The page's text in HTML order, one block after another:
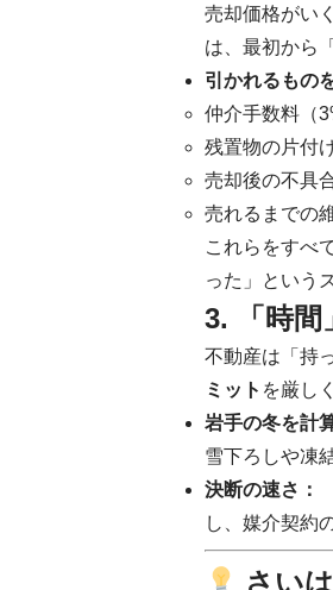
売却価格がい
は、最初から
引かれるもの
仲介手数料（
残置物の片付
売却後の不具
売れるまでの
これらをすべ
った」という
3. 「時間
不動産は「持
ミット を厳し
岩手の冬を計
雪下ろしや凍
決断の速さ：
し、媒介契約
さい